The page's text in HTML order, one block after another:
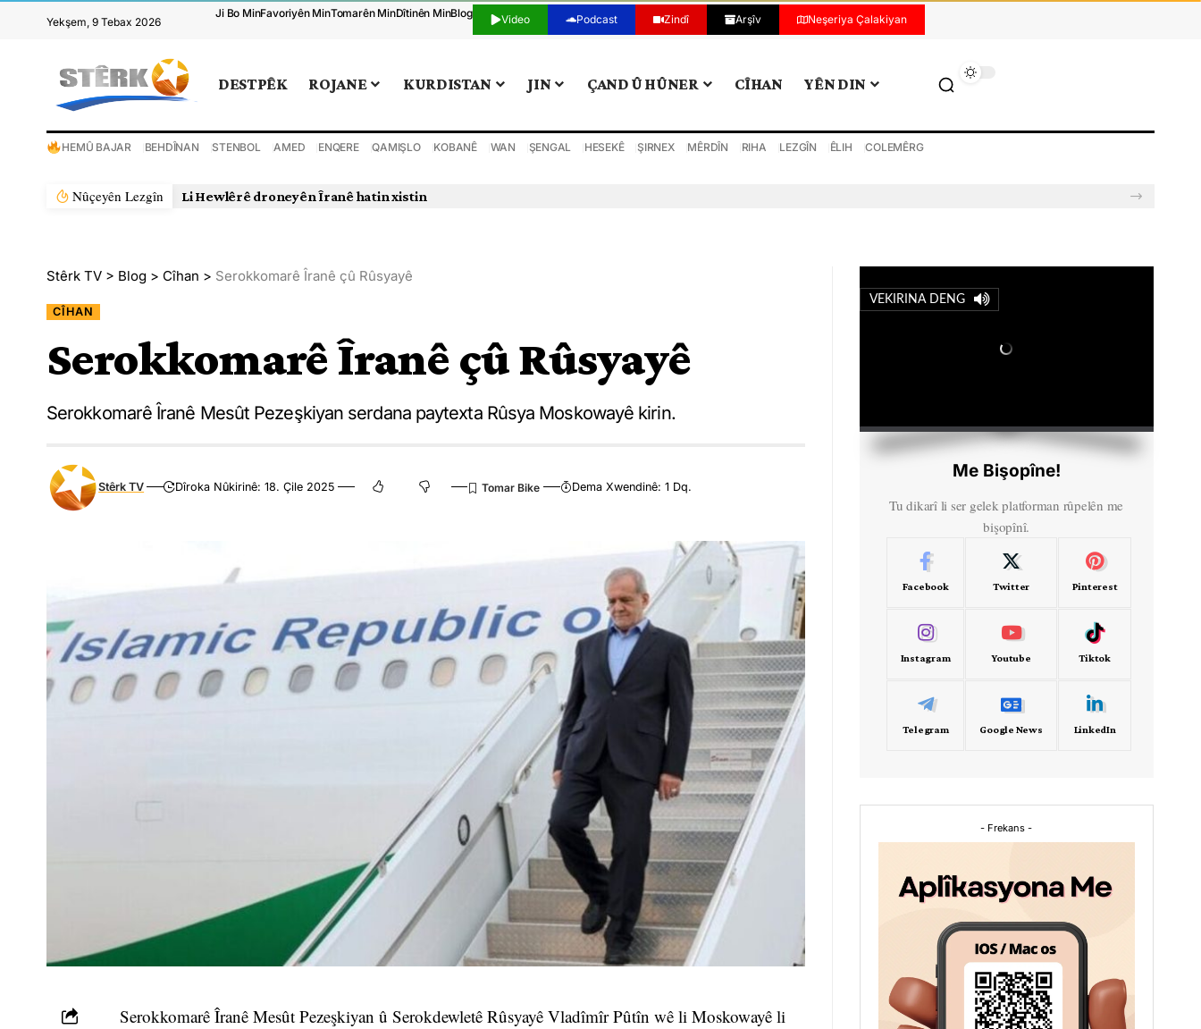
Yekşem, 9 Tebax 2026
Ji Bo MinFavoriyên MinTomarên MinDîtinên MinBlog Video Podcast Zindî Arşîv Neşeriya Çalakiyan
DESTPÊK ROJANE KURDISTAN JIN ÇAND Û HÛNER CÎHAN YÊN DIN
HEMÛ BAJAR BEHDÎNAN STENBOL AMED ENQERE QAMIŞLO KOBANÊ WAN ŞENGAL HESEKÊ ŞIRNEX MÊRDÎN RIHA LEZGÎN ÊLIH COLEMÊRG
Nûçeyên Lezgîn Li Hewlêrê droneyên Îranê hatin xistin
Stêrk TV > Blog > Cîhan > Serokkomarê Îranê çû Rûsyayê
CÎHAN
Serokkomarê Îranê çû Rûsyayê
Serokkomarê Îranê Mesût Pezeşkiyan serdana paytexta Rûsya Moskowayê kirin.
Stêrk TV Dîroka Nûkirinê: 18. Çile 2025 Dema Xwendinê: 1 Dq.
Serokkomarê Îranê Mesût Pezeşkiyan û Serokdewletê Rûsyayê Vladîmîr Pûtîn wê li Moskowayê li
VEKIRINA DENG
Me Bişopîne!
Tu dikarî li ser gelek platforman rûpelên me
bişopînî.
Facebook Twitter Pinterest
Instagram Youtube Tiktok
Telegram Google News LinkedIn
- Frekans -